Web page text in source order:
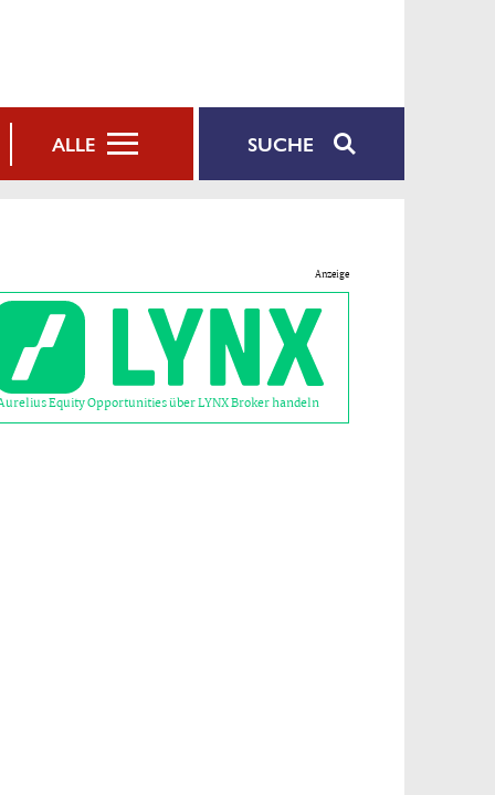
SUCHE
ALLE
Anzeige
Equity Opportunities über LYNX Broker handeln